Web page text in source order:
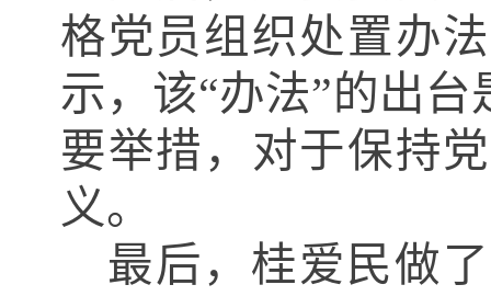
格党员组织处置办
示 ， 该“办法”的出
要举措，对于保持
义。
最后，桂爱民做